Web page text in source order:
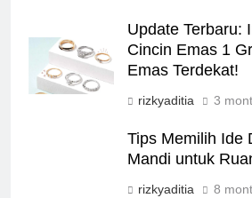
Update Terbaru:
Cincin Emas 1
Emas Terdekat!
rizkyaditia 3
Tips Memilih Ide
Mandi untuk
rizkyaditia 8